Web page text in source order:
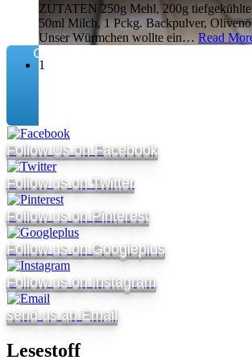
ZUTATEN 250g Mehl, 200g
50ml Milch, 1 Pckg. Backpulver,
Unser Würmchen wollte ein… Read
1
Connect
Follow Us on Facebook
Follow us on Twitter
Follow us on Pinterest
Follow us on Googleplus
Follow us on Instagram
send us an Email
Lesestoff